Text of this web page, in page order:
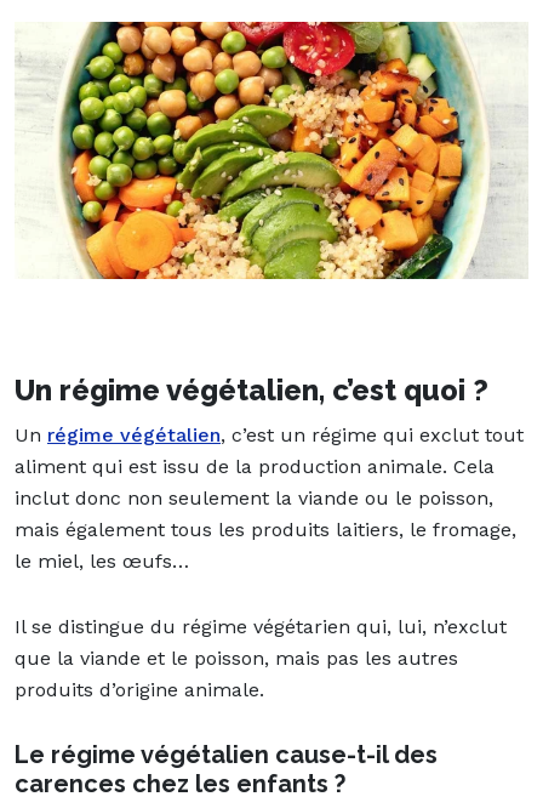
Un régime végétalien, c’est quoi ?
Un régime végétalien, c’est un régime qui exclut tout
aliment qui est issu de la production animale. Cela
inclut donc non seulement la viande ou le poisson,
mais également tous les produits laitiers, le fromage,
le miel, les œufs…
Il se distingue du régime végétarien qui, lui, n’exclut
que la viande et le poisson, mais pas les autres
produits d’origine animale.
Le régime végétalien cause-t-il des
carences chez les enfants ?